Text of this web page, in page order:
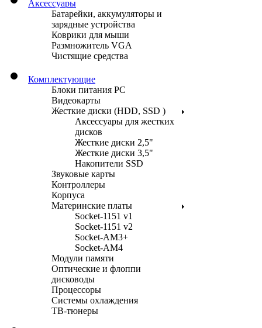
Аксессуары
Батарейки, аккумуляторы и
зарядные устройства
Коврики для мыши
Размножитель VGA
Чистящие средства
Комплектующие
Блоки питания PC
Видеокарты
Жесткие диски (HDD, SSD )
Аксессуары для жестких
дисков
Жесткие диски 2,5"
Жесткие диски 3,5"
Накопители SSD
Звуковые карты
Контроллеры
Корпуса
Материнские платы
Socket-1151 v1
Socket-1151 v2
Socket-AM3+
Socket-AM4
Модули памяти
Оптические и флоппи
дисководы
Процессоры
Системы охлаждения
ТВ-тюнеры